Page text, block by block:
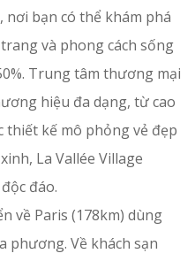
bạn có thể khám phá
và phong cách sống
Trung tâm thương mại
hiệu đa dạng, từ cao
thiết kế mô phỏng vẻ đẹp
La Vallée Village
đáo.
về Paris (178km) dùng
phương. Về khách sạn